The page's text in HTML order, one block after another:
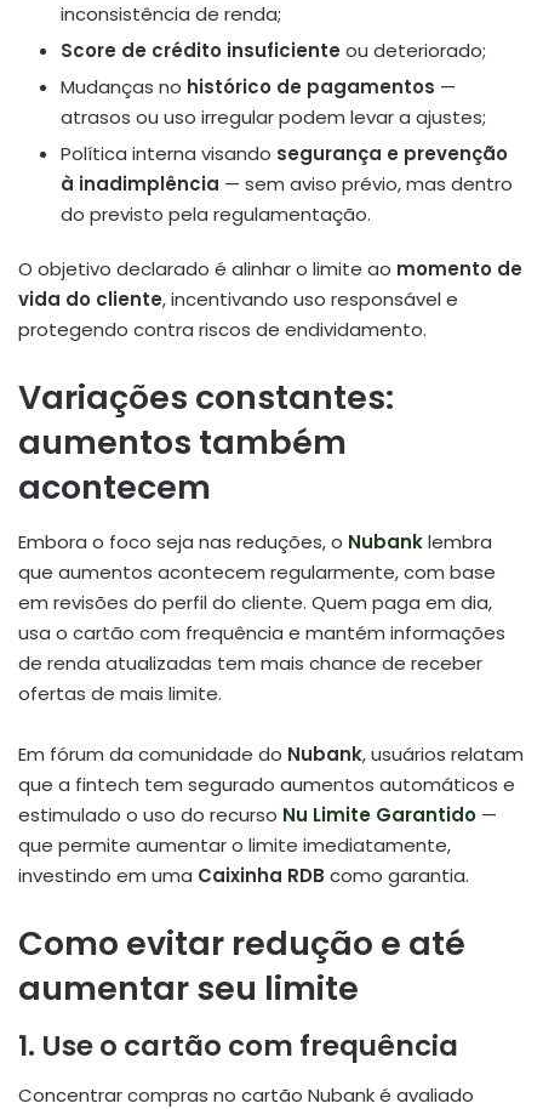
inconsistência de renda;
Score de crédito insuficiente ou deteriorado;
Mudanças no histórico de pagamentos —
atrasos ou uso irregular podem levar a ajustes;
Política interna visando segurança e prevenção
à inadimplência — sem aviso prévio, mas dentro
do previsto pela regulamentação.
O objetivo declarado é alinhar o limite ao momento de
vida do cliente, incentivando uso responsável e
protegendo contra riscos de endividamento.
Variações constantes:
aumentos também
acontecem
Embora o foco seja nas reduções, o Nubanklembra
que aumentos acontecem regularmente, com base
em revisões do perfil do cliente. Quem paga em dia,
usa o cartão com frequência e mantém informações
de renda atualizadas tem mais chance de receber
ofertas de mais limite.
Em fórum da comunidade do Nubank, usuários relatam
que a fintech tem segurado aumentos automáticos e
estimulado o uso do recurso Nu Limite Garantido —
que permite aumentar o limite imediatamente,
investindo em uma Caixinha RDB como garantia.
Como evitar redução e até
aumentar seu limite
1. Use o cartão com frequência
Concentrar compras no cartão Nubank é avaliado